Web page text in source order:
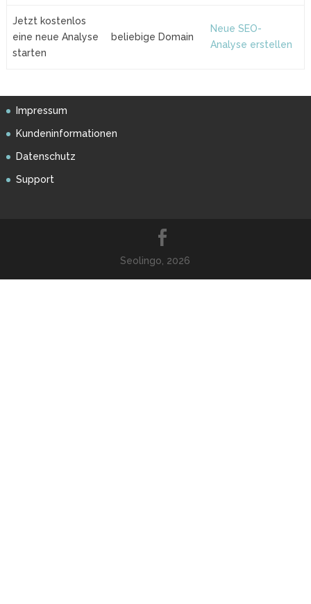
Jetzt kostenlos
eine neue Analyse
starten
beliebige Domain
Neue SEO-
Analyse erstellen
Impressum
Kundeninformationen
Datenschutz
Support
Seolingo, 2026